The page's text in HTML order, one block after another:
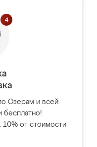
Озерам и всей
бесплатно!
от стоимости